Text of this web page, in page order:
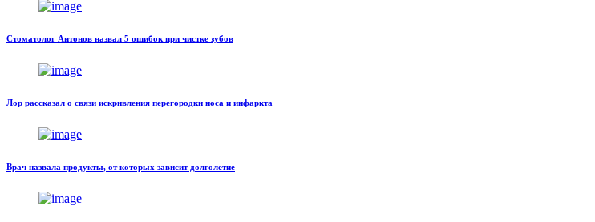
Стоматолог Антонов назвал 5 ошибок при чистке зубов
Лор рассказал о связи искривления перегородки носа и инфаркта
Врач назвала продукты, от которых зависит долголетие